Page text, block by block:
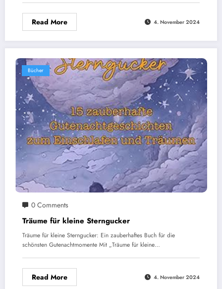
Read More 4. November 2024
Bücher
0 Comments
Träume für kleine Sterngucker
Träume für kleine Sterngucker: Ein zauberhaftes Buch für die
schönsten Gutenachtmomente Mit „Träume für kleine…
Read More 4. November 2024